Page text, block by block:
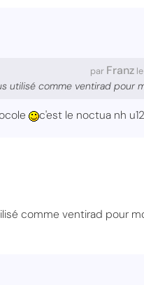
par Franz
utilisé comme ventirad pour
c'est le noctua nh
comme ventirad pour